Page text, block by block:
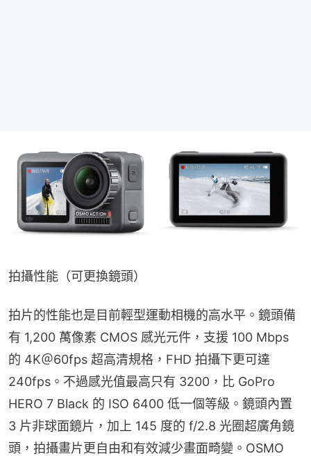
拍攝性能（可更換鏡頭）
拍片的性能也是目前輕型運動相機的高水平。鏡頭備
有 1,200 萬像素 CMOS 感光元件，支援 100 Mbps
的 4K＠60fps 超高清規格，FHD 拍攝下更可達
240fps。不過感光值最高只有 3200，比 GoPro
HERO 7 Black 的 ISO 6400 低一個等級。鏡頭內置
3 片非球面鏡片，加上 145 度的 f/2.8 光圈超廣角鏡
頭，拍攝畫片更自由和有效減少畫面畸變。OSMO